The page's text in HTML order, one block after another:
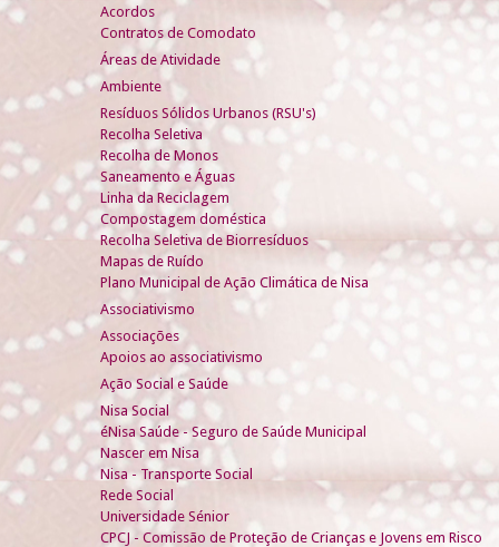
Acordos
Contratos de Comodato
Áreas de Atividade
Ambiente
Resíduos Sólidos Urbanos (RSU's)
Recolha Seletiva
Recolha de Monos
Saneamento e Águas
Linha da Reciclagem
Compostagem doméstica
Recolha Seletiva de Biorresíduos
Mapas de Ruído
Plano Municipal de Ação Climática de Nisa
Associativismo
Associações
Apoios ao associativismo
Ação Social e Saúde
Nisa Social
éNisa Saúde - Seguro de Saúde Municipal
Nascer em Nisa
Nisa - Transporte Social
Rede Social
Universidade Sénior
CPCJ - Comissão de Proteção de Crianças e Jovens em Risco